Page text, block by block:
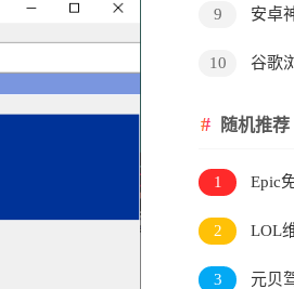
9 安卓
10
谷歌
随机推荐
1 Epic
2
LOL
Ver10.10
3
元贝